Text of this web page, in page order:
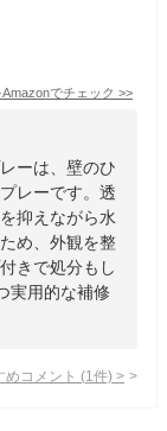
Amazonでチェック >>
ーは、壁のひ
レーです。透
抑えながら水
め、外観を整
きで処分もし
実用的な補修
めコメント (1 件) >